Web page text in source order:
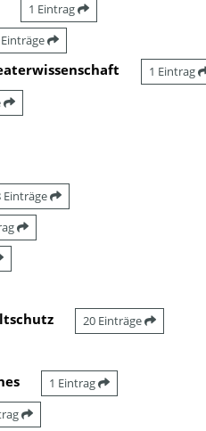
1 Eintrag
1 Eintrag
Einträge
20 Einträge
1 Eintrag